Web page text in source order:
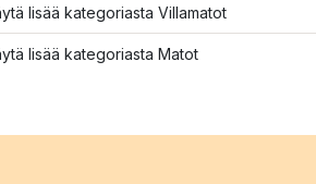
lisää kategoriasta Villamatot
lisää kategoriasta Matot